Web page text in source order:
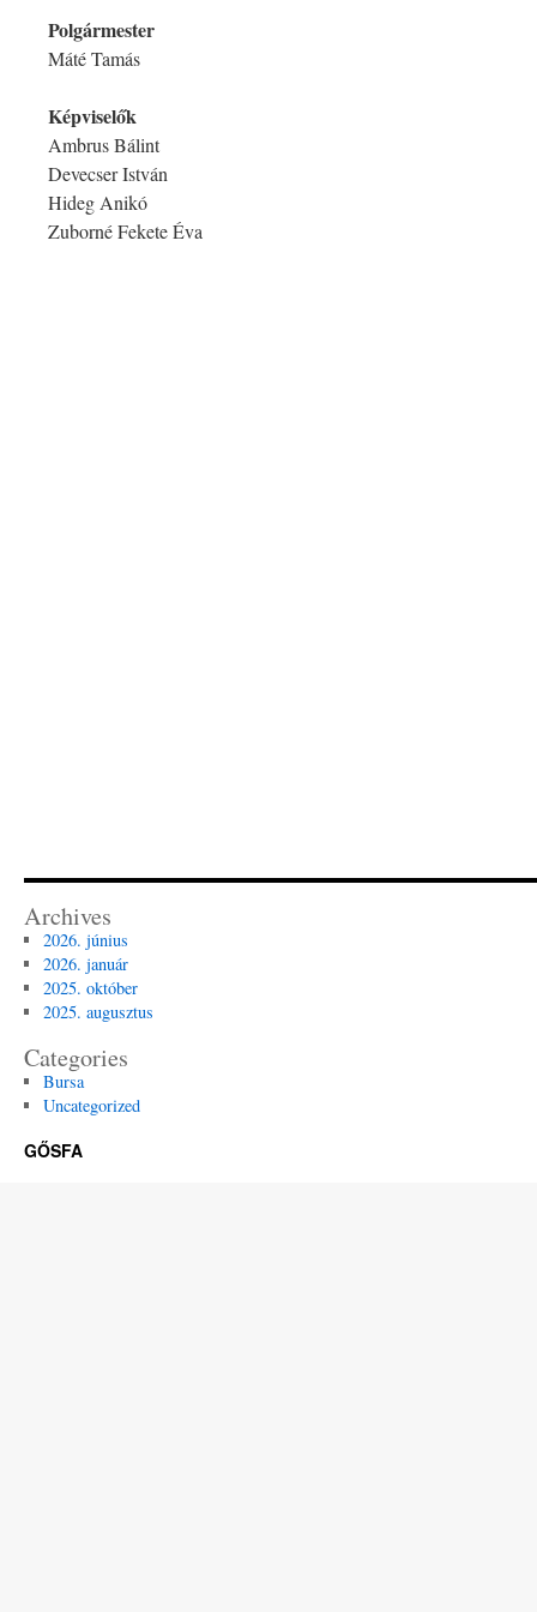
Polgármester
Máté Tamás
Képviselők
Ambrus Bálint
Devecser István
Hideg Anikó
Zuborné Fekete Éva
Archives
2026. június
2026. január
2025. október
2025. augusztus
Categories
Bursa
Uncategorized
GŐSFA